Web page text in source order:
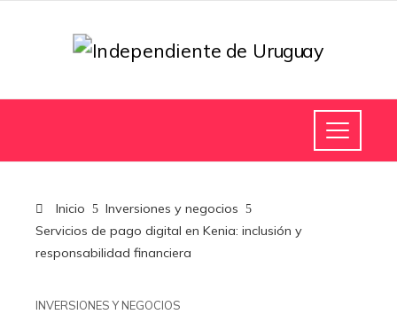
Inicio
Inversiones y negocios
Servicios de pago digital en Kenia: inclusión y
responsabilidad financiera
INVERSIONES Y NEGOCIOS